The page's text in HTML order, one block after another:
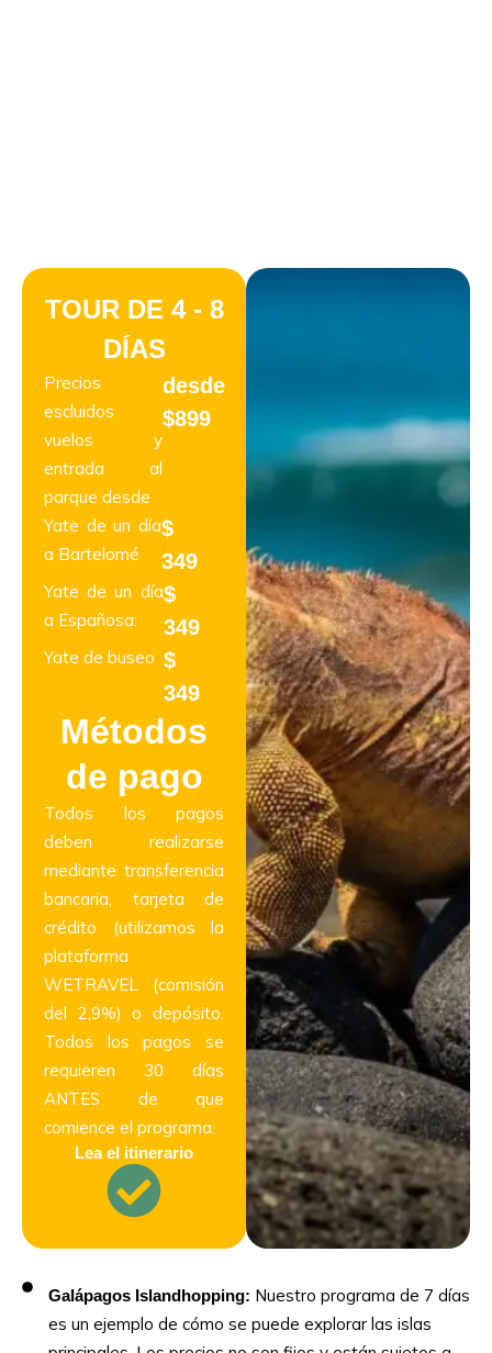
TOUR DE 4 - 8
DÍAS
Precios
escluidos
vuelos y
entrada al
parque desde
desde
$899
Yate de un día
a Bartelomé
$
349
Yate de un día
a Españosa:
$
349
Yate de buseo $
349
Métodos
de pago
Todos los pagos
deben realizarse
mediante transferencia
bancaria, tarjeta de
crédito (utilizamos la
plataforma
WETRAVEL (comisión
del 2,9%) o depósito.
Todos los pagos se
requieren 30 días
ANTES de que
comience el programa.
Lea el itinerario
Galápagos Islandhopping: Nuestro programa de 7 días
es un ejemplo de cómo se puede explorar las islas